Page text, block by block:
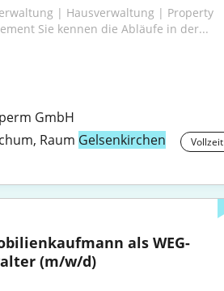
| Hausverwaltung | Property
Sie kennen die Abläufe in der...
GmbH
Raum Gelsenkirchen Vollzeit
als WEG-
(m/w/d)